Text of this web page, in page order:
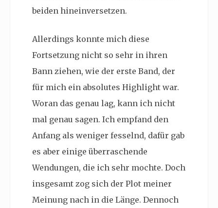
beiden hineinversetzen.
Allerdings konnte mich diese
Fortsetzung nicht so sehr in ihren
Bann ziehen, wie der erste Band, der
für mich ein absolutes Highlight war.
Woran das genau lag, kann ich nicht
mal genau sagen. Ich empfand den
Anfang als weniger fesselnd, dafür gab
es aber einige überraschende
Wendungen, die ich sehr mochte. Doch
insgesamt zog sich der Plot meiner
Meinung nach in die Länge. Dennoch